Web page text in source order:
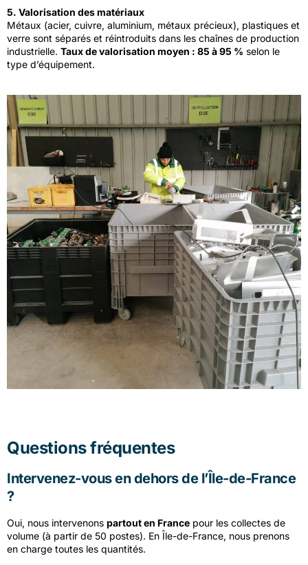
5. Valorisation des matériaux
Métaux (acier, cuivre, aluminium, métaux précieux), plastiques et
verre sont séparés et réintroduits dans les chaînes de production
industrielle. Taux de valorisation moyen : 85 à 95 % selon le
type d’équipement.
Questions fréquentes
Intervenez-vous en dehors de l’Île-de-France
?
Oui, nous intervenons partout en France pour les collectes de
volume (à partir de 50 postes). En Île-de-France, nous prenons
en charge toutes les quantités.